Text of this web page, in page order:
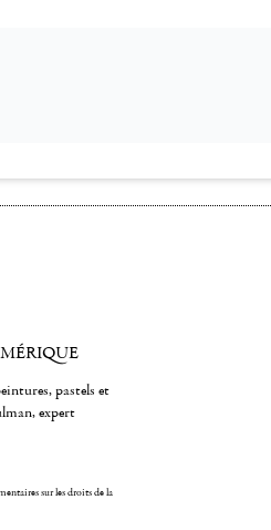
pastels et
expert
sur les droits de la